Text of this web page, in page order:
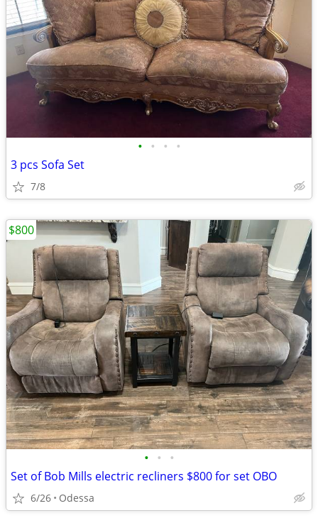
• • • •
3 pcs Sofa Set
7/8
• • •
Set of Bob Mills electric recliners $800 for set OBO
6/26 Odessa
$800